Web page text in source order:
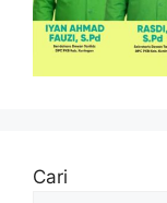
Cari